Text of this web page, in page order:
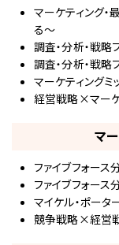
マーケティング
る～
調査・分析・戦
調査・分析・戦
マーケティングミ
経営戦略×マー
マ
ファイブフォー
ファイブフォー
マイケル・ポー
競争戦略×経営